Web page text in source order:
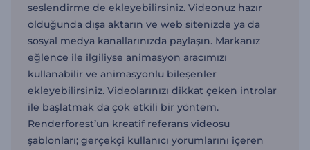
seslendirme de ekleyebilirsiniz. Videonuz hazır
olduğunda dışa aktarın ve web sitenizde ya da
sosyal medya kanallarınızda paylaşın. Markanız
eğlence ile ilgiliyse animasyon aracımızı
kullanabilir ve animasyonlu bileşenler
ekleyebilirsiniz. Videolarınızı dikkat çeken introlar
ile başlatmak da çok etkili bir yöntem.
Renderforest’un kreatif referans videosu
şablonları; gerçekçi kullanıcı yorumlarını içeren